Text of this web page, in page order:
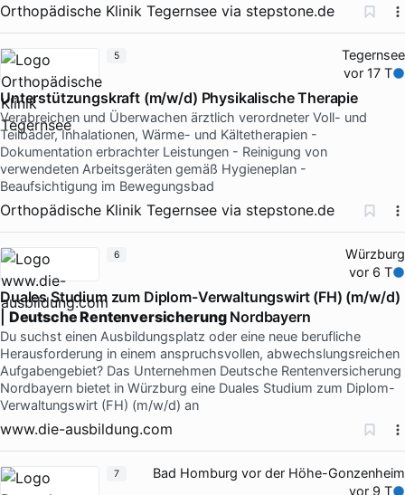
Orthopädische Klinik Tegernsee via stepstone.de
Tegernsee
vor 17 T
Unterstützungskraft (m/w/d) Physikalische Therapie
Verabreichen und Überwachen ärztlich verordneter Voll- und
Teilbäder, Inhalationen, Wärme- und Kältetherapien -
Dokumentation erbrachter Leistungen - Reinigung von
verwendeten Arbeitsgeräten gemäß Hygieneplan -
Beaufsichtigung im Bewegungsbad
Orthopädische Klinik Tegernsee via stepstone.de
5
Würzburg
vor 6 T
Duales Studium zum Diplom-Verwaltungswirt (FH) (m/w/d)
Deutsche RentenversicherungNordbayern
Du suchst einen Ausbildungsplatz oder eine neue berufliche
Herausforderung in einem anspruchsvollen, abwechslungsreichen
Aufgabengebiet? Das Unternehmen Deutsche Rentenversicherung
Nordbayern bietet in Würzburg eine Duales Studium zum Diplom-
Verwaltungswirt (FH) (m/w/d) an
www.die-ausbildung.com
6
Bad Homburg vor der Höhe-Gonzenheim
vor 9 T
7